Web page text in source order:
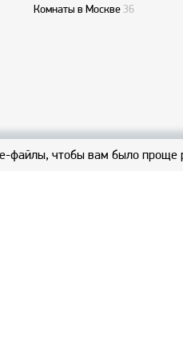
Комнаты в Москве 36
файлы, чтобы вам было проще